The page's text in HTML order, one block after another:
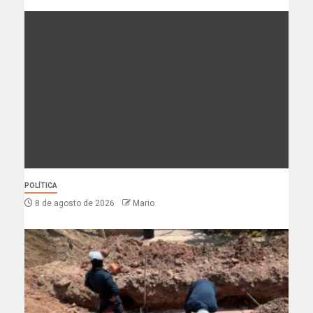
POLÍTICA
8 de agosto de 2026 Mario